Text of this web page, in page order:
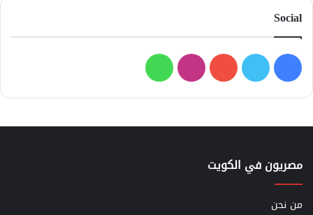
Social
فيسبوك
تويتر يوتيوبانستقرامواتساب
مصريون في الكويت
من نحن